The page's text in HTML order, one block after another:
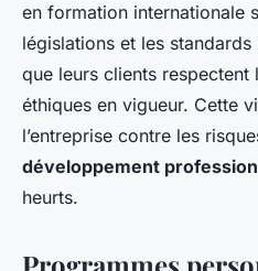
en formation internationale
législations et les
que leurs clients respectent
éthiques en vigueur. Cette
l’entreprise contre les
développement
heurts.